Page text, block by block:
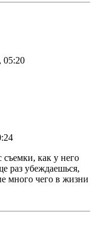
05:20
съемки, как у него
раз убеждаешься,
много чего в жизни